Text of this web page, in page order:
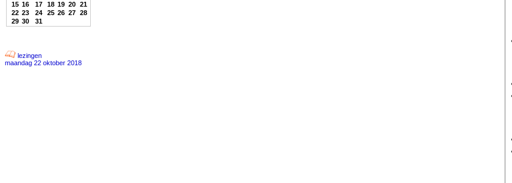
15 16 17 18 19 20 21
22 23 24 25 26 27 28
29 30 31
lezingen
maandag 22 oktober 2018